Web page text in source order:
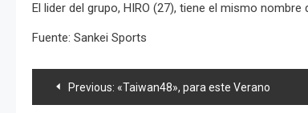
El lider del grupo, HIRO (27), tiene el mismo
Fuente: Sankei Sports
Navegación
Previous: «Taiwan48», para este Verano